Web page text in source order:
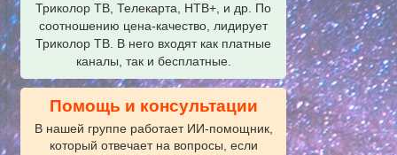
Триколор ТВ, Телекарта, НТВ+, и др. По
соотношению цена-качество, лидирует
Триколор ТВ. В него входят как платные
каналы, так и бесплатные.
Помощь и консультации
В нашей группе работает ИИ‑помощник,
который отвечает на вопросы, если